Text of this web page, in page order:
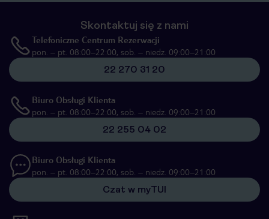
Skontaktuj się z nami
Telefoniczne Centrum Rezerwacji
pon. – pt. 08:00–22:00, sob. – niedz. 09:00–21:00
22 270 31 20
Biuro Obsługi Klienta
pon. – pt. 08:00–22:00, sob. – niedz. 09:00–21:00
22 255 04 02
Biuro Obsługi Klienta
pon. – pt. 08:00–22:00, sob. – niedz. 09:00–21:00
Czat w myTUI